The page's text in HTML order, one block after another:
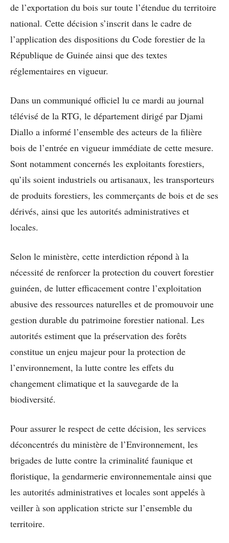
de l’exportation du bois sur toute l’étendue du territoire
national. Cette décision s’inscrit dans le cadre de
l’application des dispositions du Code forestier de la
République de Guinée ainsi que des textes
réglementaires en vigueur.
Dans un communiqué officiel lu ce mardi au journal
télévisé de la RTG, le département dirigé par Djami
Diallo a informé l’ensemble des acteurs de la filière
bois de l’entrée en vigueur immédiate de cette mesure.
Sont notamment concernés les exploitants forestiers,
qu’ils soient industriels ou artisanaux, les transporteurs
de produits forestiers, les commerçants de bois et de ses
dérivés, ainsi que les autorités administratives et
locales.
Selon le ministère, cette interdiction répond à la
nécessité de renforcer la protection du couvert forestier
guinéen, de lutter efficacement contre l’exploitation
abusive des ressources naturelles et de promouvoir une
gestion durable du patrimoine forestier national. Les
autorités estiment que la préservation des forêts
constitue un enjeu majeur pour la protection de
l’environnement, la lutte contre les effets du
changement climatique et la sauvegarde de la
biodiversité.
Pour assurer le respect de cette décision, les services
déconcentrés du ministère de l’Environnement, les
brigades de lutte contre la criminalité faunique et
floristique, la gendarmerie environnementale ainsi que
les autorités administratives et locales sont appelés à
veiller à son application stricte sur l’ensemble du
territoire.